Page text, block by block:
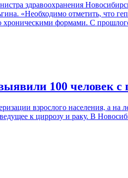
здравоохранения
«Необходимо отметить, что
хроническими формами. С
100 человек с
взрослого населения, а на
к циррозу и раку. В